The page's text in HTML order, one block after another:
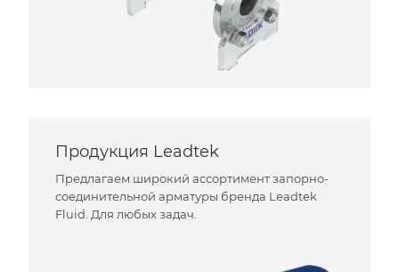
Продукция Leadtek
Предлагаем широкий ассортимент запорно-
соединительной арматуры бренда Leadtek
Fluid. Для любых задач.